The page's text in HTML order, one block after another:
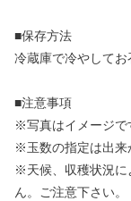
■保存方法
冷蔵庫で冷やしてお
■注意事項
※写真はイメージで
※玉数の指定は出来
※天候、収穫状況に
ん。ご注意下さい。